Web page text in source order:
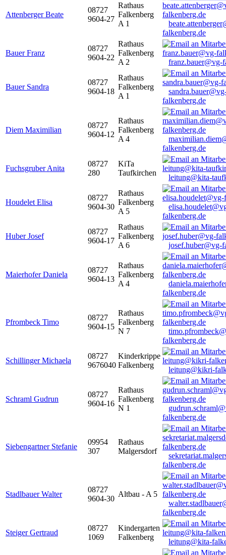
Attenberger Beate
08727
9604-27
Rathaus
Falkenberg
A 1
falkenberg.de
Bauer Franz
08727
9604-22
Rathaus
Falkenberg
A 2
franz.bauer@vg-
Bauer Sandra
08727
9604-18
Rathaus
Falkenberg
A 1
falkenberg.de
Diem Maximilian
08727
9604-12
Rathaus
Falkenberg
A 4
falkenberg.de
Fuchsgruber Anita
08727
280
KiTa
Taufkirchen
leitung@kita-
Houdelet Elisa
08727
9604-30
Rathaus
Falkenberg
A 5
falkenberg.de
Huber Josef
08727
9604-17
Rathaus
Falkenberg
A 6
josef.huber@vg-
Maierhofer Daniela
08727
9604-13
Rathaus
Falkenberg
A 4
falkenberg.de
Pfrombeck Timo
08727
9604-15
Rathaus
Falkenberg
N 7
falkenberg.de
Schillinger Michaela
08727
9676040
Kinderkrippe
Falkenberg
leitung@kikri-
Schraml Gudrun
08727
9604-16
Rathaus
Falkenberg
N 1
falkenberg.de
Siebengartner Stefanie
09954
307
Rathaus
Malgersdorf
falkenberg.de
Stadlbauer Walter
08727
9604-30
Altbau - A 5
falkenberg.de
Steiger Gertraud
08727
1069
Kindergarten
Falkenberg
leitung@kita-